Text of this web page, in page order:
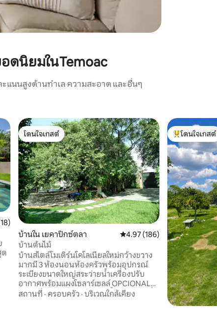
นิยมในTemoac
แนนสูงด้านทำเล ความสะอาด และอื่นๆ
นเฉลี่ย 5 จาก 5, 18 รีวิว
ด
โดนใจเกสต์
โดนใจเกสต์
บ้านใน เยคาปิกซ์ตลา คะแนนเฉลี่ย 4.97 จาก 5, 186
4.97 (186)
บ้านต้นไม้
บ้านสไตล์โมเดิร์นโคโลเนียลใหม่กว้างขวาง
มากมี 3 ห้องนอนห้องครัวพร้อมอุปกรณ์
ระเบียงขนาดใหญ่สระว่ายน้ำเครื่องปรับ
อากาศพร้อมแผงโซลาร์เซลล์ OPCIONAL
นวดด้วยหม้อต้มพร้อมห้องน้ำสองห้องครึ่ง
สถานที่ · ครอบครัว · บริเวณใกล้เคียง
โดนใจเกสต์ที่
โดนใจเกสต์